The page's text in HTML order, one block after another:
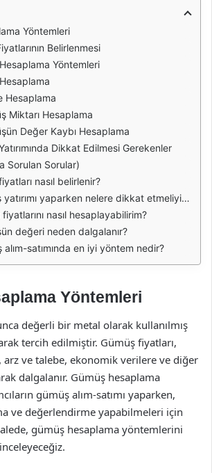
Yöntemleri
Belirlenmesi
Yöntemleri
Hesaplama
Miktarı Hesaplama
Değer Kaybı Hesaplama
Dikkat Edilmesi Gerekenler
Sorulan Sorular)
nasıl belirlenir?
yaparken nelere dikkat etmeliyim?
nasıl hesaplayabilirim?
değeri neden dalgalanır?
alım-satımında en iyi yöntem nedir?
Yöntemleri
değerli bir metal olarak kullanılmış
tercih edilmiştir. Gümüş fiyatları,
arz ve talebe, ekonomik verilere ve diğer
dalgalanır. Gümüş hesaplama
gümüş alım-satımı yaparken,
ve değerlendirme yapabilmeleri için
gümüş hesaplama yöntemlerini